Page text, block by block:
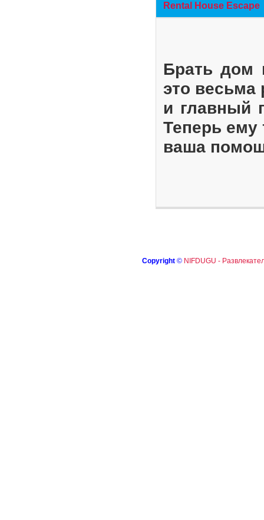
Rental House Escape
Брать дом
это весьма
и главный
Теперь ему
ваша
Copyright © NIFDUGU -